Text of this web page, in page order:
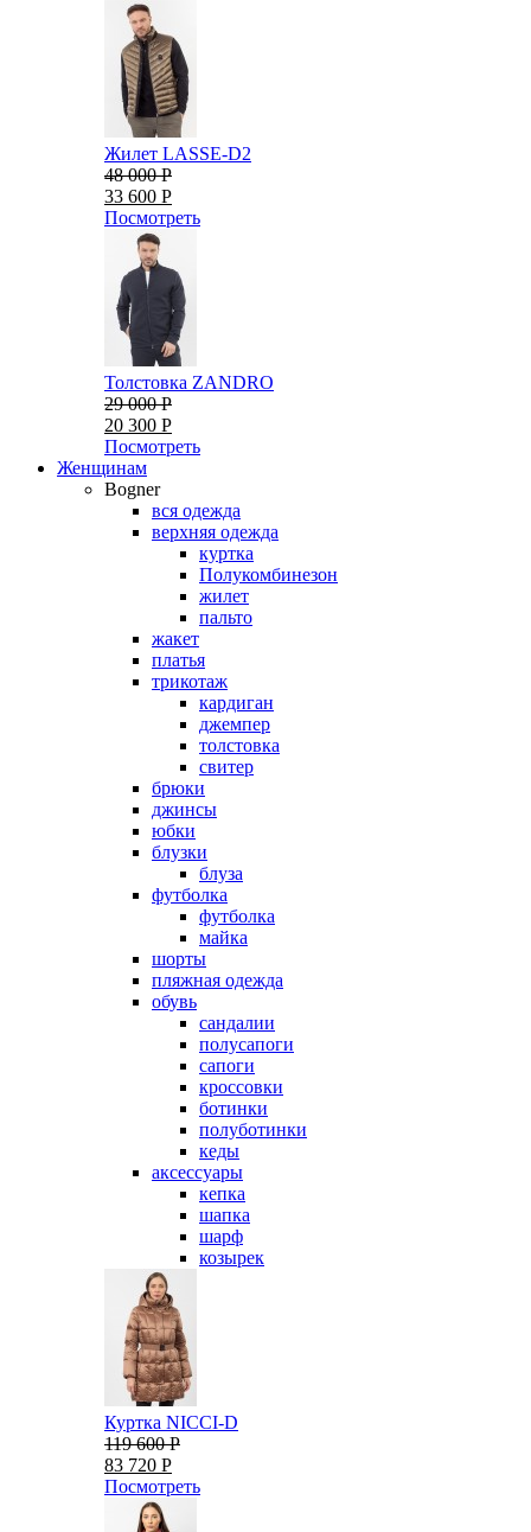
Жилет LASSE-D2
48 000 Р
33 600 Р
Посмотреть
Толстовка ZANDRO
29 000 Р
20 300 Р
Посмотреть
Женщинам
Bogner
вся одежда
верхняя одежда
куртка
Полукомбинезон
жилет
пальто
жакет
платья
трикотаж
кардиган
джемпер
толстовка
свитер
брюки
джинсы
юбки
блузки
блуза
футболка
футболка
майка
шорты
пляжная одежда
oбувь
сандалии
полусапоги
сапоги
кроссовки
ботинки
полуботинки
кеды
аксессуары
кепка
шапка
шарф
козырек
Куртка NICCI-D
119 600 Р
83 720 Р
Посмотреть